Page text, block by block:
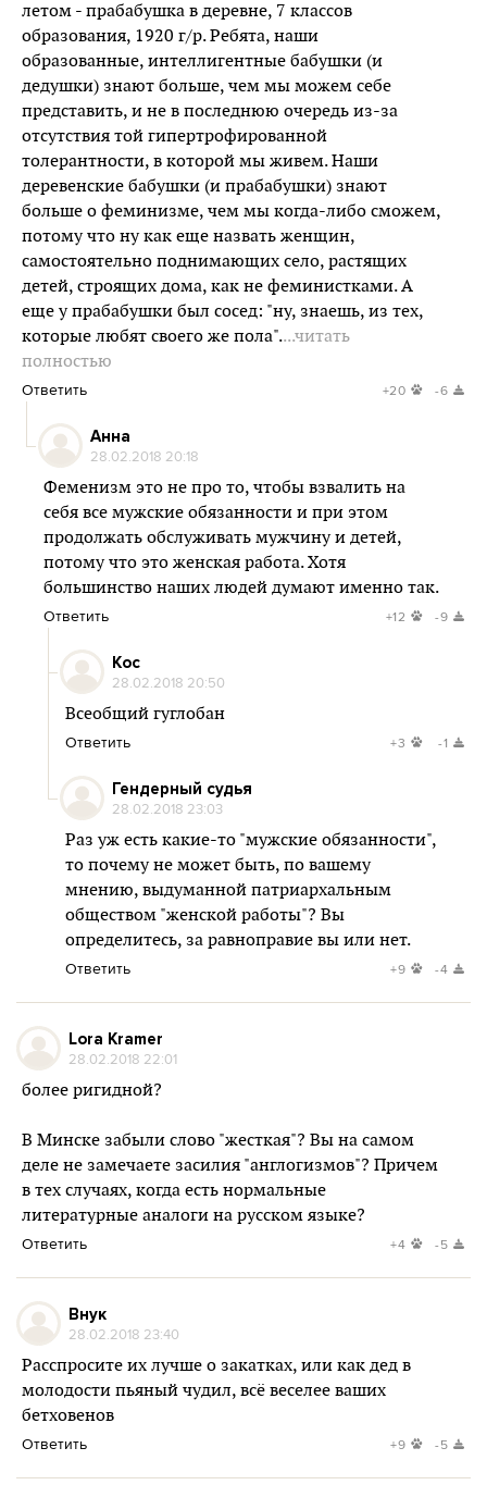
летом - прабабушка в деревне, 7 классов
образования, 1920 г/р. Ребята, наши
образованные, интеллигентные бабушки (и
дедушки) знают больше, чем мы можем себе
представить, и не в последнюю очередь из-за
отсутствия той гипертрофированной
толерантности, в которой мы живем. Наши
деревенские бабушки (и прабабушки) знают
больше о феминизме, чем мы когда-либо сможем,
потому что ну как еще назвать женщин,
самостоятельно поднимающих село, растящих
детей, строящих дома, как не феминистками. А
еще у прабабушки был сосед: "ну, знаешь, из тех,
которые любят своего же пола"....читать
полностью
Ответить +20 -6
Анна
28.02.2018 20:18
Феменизм это не про то, чтобы взвалить на
себя все мужские обязанности и при этом
продолжать обслуживать мужчину и детей,
потому что это женская работа. Хотя
большинство наших людей думают именно так.
Ответить +12 -9
Кос
28.02.2018 20:50
Всеобщий гуглобан
Ответить +3 -1
Гендерный судья
28.02.2018 23:03
Раз уж есть какие-то "мужские обязанности",
то почему не может быть, по вашему
мнению, выдуманной патриархальным
обществом "женской работы"? Вы
определитесь, за равноправие вы или нет.
Ответить +9 -4
Lora Kramer
28.02.2018 22:01
более ригидной?
В Минске забыли слово "жесткая"? Вы на самом
деле не замечаете засилия "англогизмов"? Причем
в тех случаях, когда есть нормальные
литературные аналоги на русском языке?
Ответить +4 -5
Внук
28.02.2018 23:40
Расспросите их лучше о закатках, или как дед в
молодости пьяный чудил, всё веселее ваших
бетховенов
Ответить +9 -5